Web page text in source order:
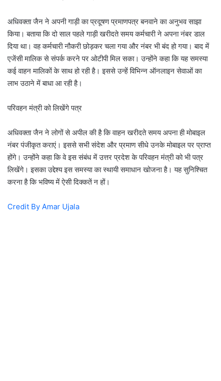
अधिवक्ता जैन ने अपनी गाड़ी का प्रदूषण प्रमाणपत्र बनवाने का अनुभव साझा
किया। बताया कि दो साल पहले गाड़ी खरीदते समय कर्मचारी ने अपना नंबर डाल
दिया था। वह कर्मचारी नौकरी छोड़कर चला गया और नंबर भी बंद हो गया। बाद में
एजेंसी मालिक से संपर्क करने पर ओटीपी मिल सका। उन्होंने कहा कि यह समस्या
कई वाहन मालिकों के साथ हो रही है। इससे उन्हें विभिन्न ऑनलाइन सेवाओं का
लाभ उठाने में बाधा आ रही है।
परिवहन मंत्री को लिखेंगे पत्र
अधिवक्ता जैन ने लोगों से अपील की है कि वाहन खरीदते समय अपना ही मोबाइल
नंबर पंजीकृत कराएं। इससे सभी संदेश और प्रमाण सीधे उनके मोबाइल पर प्राप्त
होंगे। उन्होंने कहा कि वे इस संबंध में उत्तर प्रदेश के परिवहन मंत्री को भी पत्र
लिखेंगे। इसका उद्देश्य इस समस्या का स्थायी समाधान खोजना है। यह सुनिश्चित
करना है कि भविष्य में ऐसी दिक्कतें न हों।
Credit By Amar Ujala